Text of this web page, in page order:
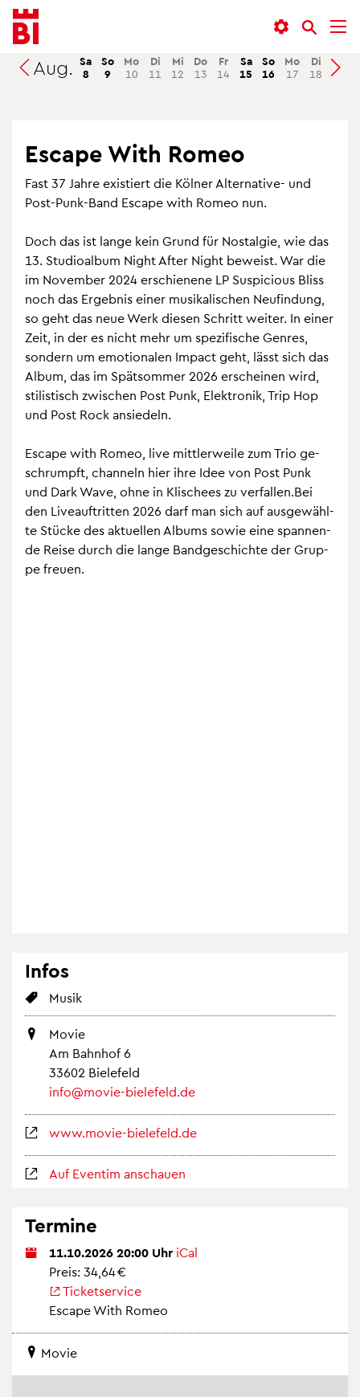
In­
halt
an­
sprin­
Menü
an­
sprin­
gen
Suche
an­
sprin­
gen
Suchen
Aug. Sa
8
So
9
Mo
10
Di
11
Mi
12
Do
13
Fr
14
Sa
15
So
16
Mo
17
Di
18
Mi
19
Es­cape With Romeo
Fast 37 Jahre exis­tiert die Köl­ner Al­ter­na­ti­ve- und
Post-Punk-Band Es­cape with Romeo nun.
Doch das ist lange kein Grund für Nost­al­gie, wie das
13. Stu­dio­al­bum Night After Night be­weist. War die
im No­vem­ber 2024 er­schie­ne­ne LP Suspicious Bliss
noch das Er­geb­nis einer mu­si­ka­li­schen Neu­fin­dung,
so geht das neue Werk die­sen Schritt wei­ter. In einer
Zeit, in der es nicht mehr um spe­zi­fi­sche Gen­res,
son­dern um emo­tio­na­len Im­pact geht, lässt sich das
Album, das im Spät­som­mer 2026 er­schei­nen wird,
sti­lis­tisch zwi­schen Post Punk, Elek­tro­nik, Trip Hop
und Post Rock an­sie­deln.
Es­cape with Romeo, live mitt­ler­wei­le zum Trio ge­
schrumpft, chan­neln hier ihre Idee von Post Punk
und Dark Wave, ohne in Kli­schees zu ver­fal­len.Bei
den Live­auf­trit­ten 2026 darf man sich auf aus­ge­wähl­
te Stü­cke des ak­tu­el­len Al­bums sowie eine span­nen­
de Reise durch die lange Band­ge­schich­te der Grup­
pe freu­en.
Infos
Musik
Movie
Am Bahn­hof 6
33602 Bie­le­feld
info@​movie-​bielefeld.​de
www.​movie-​bielefeld.​de
Auf Even­tim an­schau­en
Ter­mi­ne
11.10.2026 20:00 Uhr iCal
Preis: 34,64 €
Ti­cket­ser­vice
Es­cape With Romeo
Movie